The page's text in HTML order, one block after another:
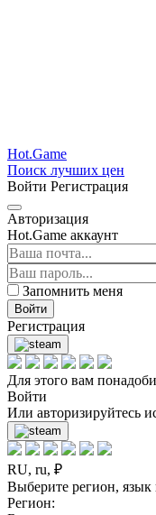
Hot.Game
Поиск лучших цен
Войти Регистрация
Авторизация
Hot.Game аккаунт
Запомнить меня
Войти
Регистрация
Для этого вам
Войти
Или авторизируйтесь
RU, ru, ₽
Выберите регион, язык
Регион: